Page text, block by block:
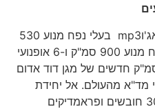
לאחרונה, נחנכו 30 אופנועי פיאג'וmp3 בעלי נפח מנוע 530
סמ"ק, 4 אופנועי נורדן בעלי נפח מנוע 900 סמ"ק ו-6 אופנועי
נפח מנוע 1,150 סמ"ק חדשים של מגן דוד אדום
מהעולם. אל יחידת
של מד"א הצטרפו 30 חובשים ופראמדיקים